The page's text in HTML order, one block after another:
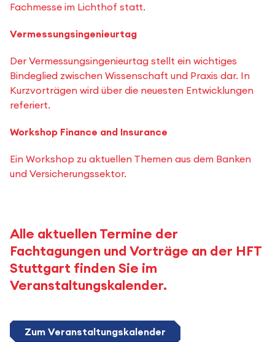
Fachmesse im Lichthof statt.
Vermessungsingenieurtag
Der Vermessungsingenieurtag stellt ein wichtiges
Bindeglied zwischen Wissenschaft und Praxis dar. In
Kurzvorträgen wird über die neuesten Entwicklungen
referiert.
Workshop Finance and Insurance
Ein Workshop zu aktuellen Themen aus dem Banken
und Versicherungssektor.
Alle aktuellen Termine der
Fachtagungen und Vorträge an der HFT
Stuttgart finden Sie im
Veranstaltungskalender.
Zum Veranstaltungskalender